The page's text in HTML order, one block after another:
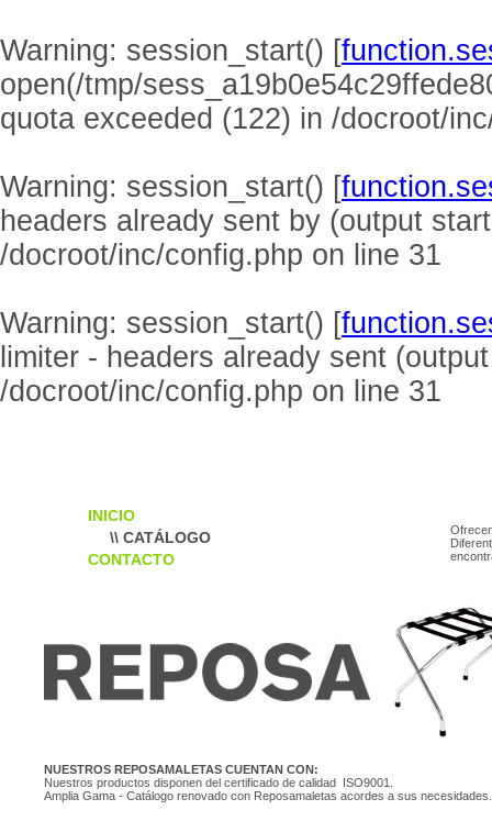
Warning: session_start() [
open(/tmp/
quota exceeded (122) in /docroot/
Warning: session_start() [
headers already sent by (output
/docroot/inc/config.php on line 31
Warning: session_start() [
limiter - headers already sent
/docroot/inc/config.php on line 31
INICIO
\\ CATÁLOGO
CONTACTO
NUESTROS REPOSAMALETAS CUENTAN CON:
Nuestros productos disponen del certificado de calidad ISO9001.
Amplia Gama - Catálogo renovado con Reposamaletas acordes a sus necesidades.